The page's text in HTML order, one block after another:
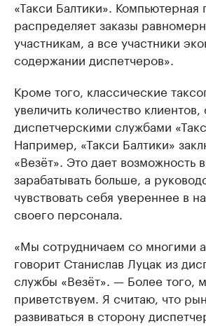
«Такси Балтики».
распределяет заказы
участникам, а все участники
содержании диспетчеров».
Кроме того, классические
увеличить количество
диспетчерскими службами
Например, «Такси Балтики»
«Везёт». Это дает возможность
зарабатывать больше, а
чувствовать себя увереннее в
своего персонала.
«Мы сотрудничаем со многими
говорит Станислав Луцак из
службы «Везёт». — Более того,
приветствуем. Я считаю, что
развиваться в сторону